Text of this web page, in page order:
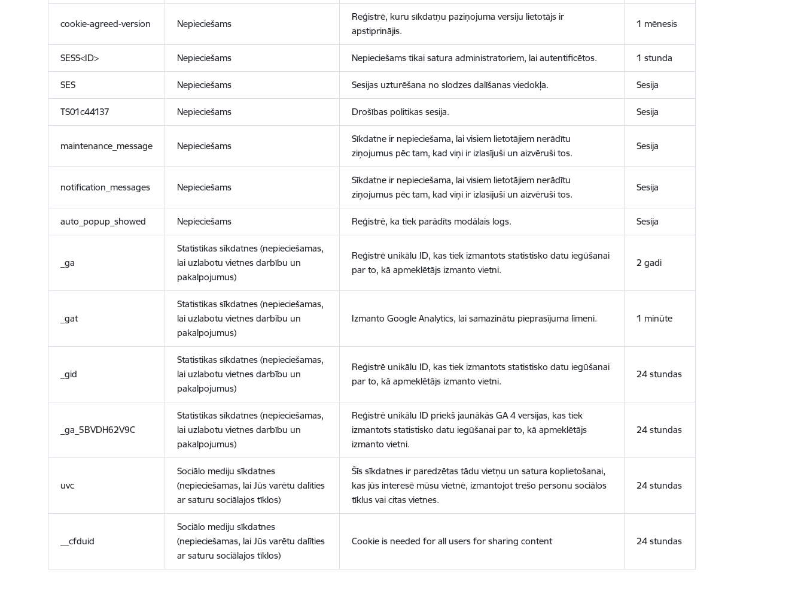
cookie-agreed-version Nepieciešams
Reģistrē, kuru sīkdatņu paziņojuma versiju lietotājs ir
apstiprinājis.
1 mēnesis
SESS<ID> Nepieciešams Nepieciešams tikai satura administratoriem, lai autentificētos. 1 stunda
SES Nepieciešams Sesijas uzturēšana no slodzes dalīšanas viedokļa. Sesija
TS01c44137 Nepieciešams Drošības politikas sesija. Sesija
maintenance_message Nepieciešams
Sīkdatne ir nepieciešama, lai visiem lietotājiem nerādītu
ziņojumus pēc tam, kad viņi ir izlasījuši un aizvēruši tos.
Sesija
notification_messages Nepieciešams
Sīkdatne ir nepieciešama, lai visiem lietotājiem nerādītu
ziņojumus pēc tam, kad viņi ir izlasījuši un aizvēruši tos.
Sesija
auto_popup_showed Nepieciešams Reģistrē, ka tiek parādīts modālais logs. Sesija
_ga
Statistikas sīkdatnes (nepieciešamas,
lai uzlabotu vietnes darbību un
pakalpojumus)
Reģistrē unikālu ID, kas tiek izmantots statistisko datu iegūšanai
par to, kā apmeklētājs izmanto vietni.
2 gadi
_gat
Statistikas sīkdatnes (nepieciešamas,
lai uzlabotu vietnes darbību un
pakalpojumus)
Izmanto Google Analytics, lai samazinātu pieprasījuma līmeni. 1 minūte
_gid
Statistikas sīkdatnes (nepieciešamas,
lai uzlabotu vietnes darbību un
pakalpojumus)
Reģistrē unikālu ID, kas tiek izmantots statistisko datu iegūšanai
par to, kā apmeklētājs izmanto vietni.
24 stundas
_ga_5BVDH62V9C
Statistikas sīkdatnes (nepieciešamas,
lai uzlabotu vietnes darbību un
pakalpojumus)
Reģistrē unikālu ID priekš jaunākās GA 4 versijas, kas tiek
izmantots statistisko datu iegūšanai par to, kā apmeklētājs
izmanto vietni.
24 stundas
uvc
Sociālo mediju sīkdatnes
(nepieciešamas, lai Jūs varētu dalīties
ar saturu sociālajos tīklos)
Šīs sīkdatnes ir paredzētas tādu vietņu un satura koplietošanai,
kas jūs interesē mūsu vietnē, izmantojot trešo personu sociālos
tīklus vai citas vietnes.
24 stundas
__cfduid
Sociālo mediju sīkdatnes
(nepieciešamas, lai Jūs varētu dalīties
ar saturu sociālajos tīklos)
Cookie is needed for all users for sharing content 24 stundas